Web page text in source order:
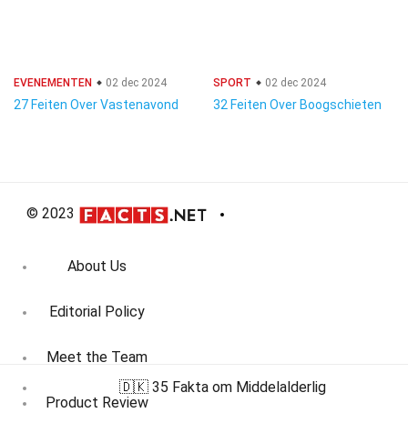
EVENEMENTEN 02 dec 2024
27 Feiten Over Vastenavond
SPORT 02 dec 2024
32 Feiten Over Boogschieten
© 2023
About Us
Editorial Policy
Meet the Team
Product Review
🇩🇰 35 Fakta om Middelalderlig